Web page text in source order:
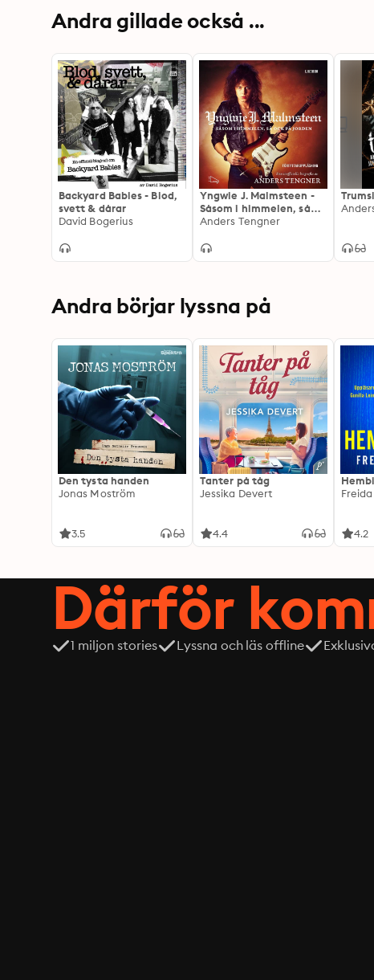
Andra gillade också ...
Backyard Babies - Blod,
svett & dårar
David Bogerius
Yngwie J. Malmsteen -
Såsom i himmelen, så
ock på jorden
Anders Tengner
Andra börjar lyssna på
Den tysta handen
Jonas Moström
3.5
Tanter på tåg
Jessika Devert
4.4 4.2
Därför
1 miljon stories Lyssna och läs offline